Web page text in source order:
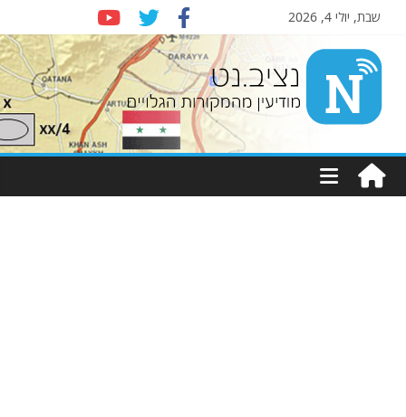
שבת, יולי 4, 2026
Nziv.net
מודיעין
מהמקורות